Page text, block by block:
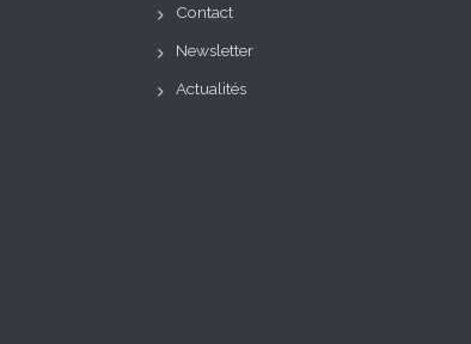
Contact
Newsletter
Actualités